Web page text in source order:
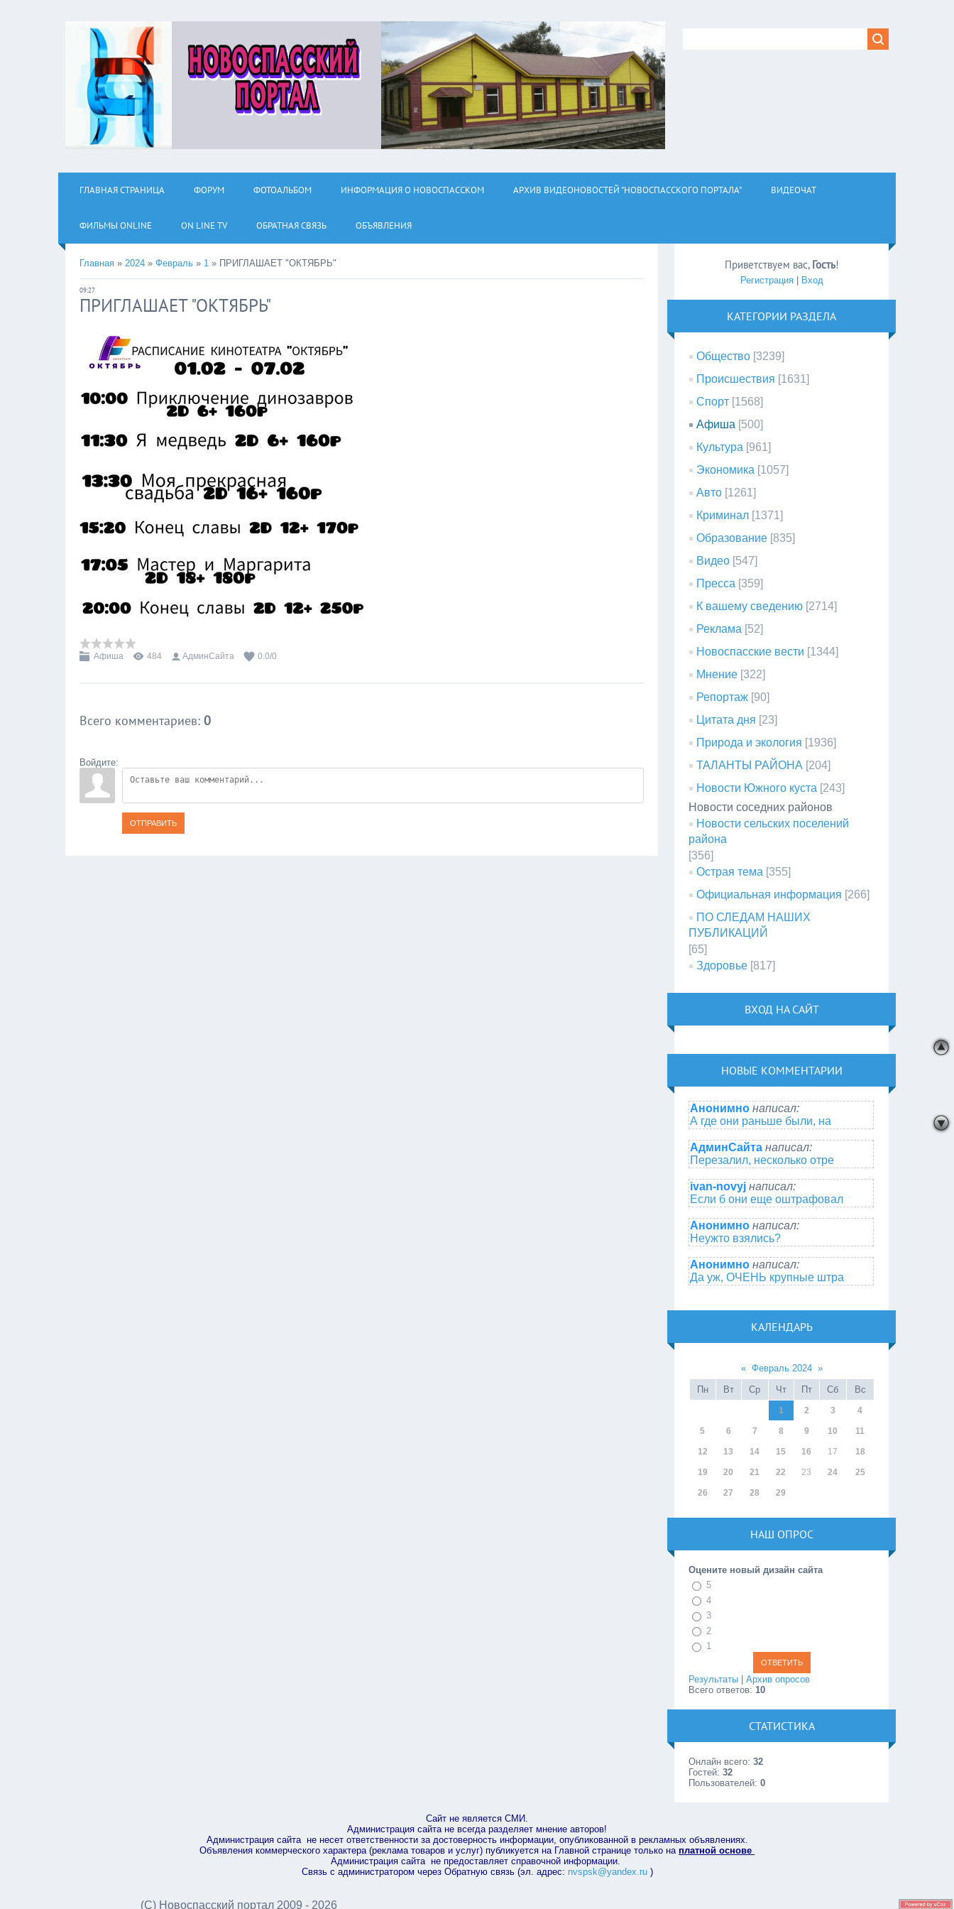
ГЛАВНАЯ СТРАНИЦА ФОРУМ ФОТОАЛЬБОМ ИНФОРМАЦИЯ О НОВОСПАССКОМ АРХИВ ВИДЕОНОВОСТЕЙ "НОВОСПАССКОГО ПОРТАЛА" ВИДЕОЧАТ
ФИЛЬМЫ ОNLINE ON LINE TV ОБРАТНАЯ СВЯЗЬ ОБЪЯВЛЕНИЯ
Главная » 2024 » Февраль » 1 » ПРИГЛАШАЕТ "ОКТЯБРЬ"
09:27
ПРИГЛАШАЕТ "ОКТЯБРЬ"
Афиша 484 АдминСайта 0.0/0
Всего комментариев: 0
Войдите:
ОТПРАВИТЬ
Приветствуем вас, Гость!
Регистрация| Вход
КАТЕГОРИИ РАЗДЕЛА
Общество [3239]
Происшествия [1631]
Спорт [1568]
Афиша [500]
Культура [961]
Экономика [1057]
Авто [1261]
Криминал [1371]
Образование [835]
Видео [547]
Пресса [359]
К вашему сведению [2714]
Реклама [52]
Новоспасские вести [1344]
Мнение [322]
Репортаж [90]
Цитата дня [23]
Природа и экология [1936]
ТАЛАНТЫ РАЙОНА [204]
Новости Южного куста [243]
Новости соседних районов
Новости сельских поселений
района
[356]
Острая тема [355]
Официальная информация [266]
ПО СЛЕДАМ НАШИХ
ПУБЛИКАЦИЙ
[65]
Здоровье [817]
ВХОД НА САЙТ
НОВЫЕ КОММЕНТАРИИ
Анонимно написал:
А где они раньше были, на
АдминСайта написал:
Перезалил, несколько отре
ivan-novyj написал:
Если б они еще оштрафовал
Анонимно написал:
Неужто взялись?
Анонимно написал:
Да уж, ОЧЕНЬ крупные штра
КАЛЕНДАРЬ
« Февраль 2024 »
Пн
Вт Ср Чт Пт Сб Вс
1 2 3 4
5 6 7 8 9 10 11
12 13 14 15 16 17 18
19 20 21 22 23 24 25
26 27 28 29
НАШ ОПРОС
Оцените новый дизайн сайта
5
4
3
2
1
Результаты |Архив опросов
Всего ответов: 10
СТАТИСТИКА
Онлайн всего:32
Гостей:32
Пользователей:0
Сайт не является СМИ.
Администрация сайта не всегда разделяет мнение авторов!
Администрация сайта не несет ответственности за достоверность информации, опубликованной в рекламных объявлениях.
Объявления коммерческого характера (реклама товаров и услуг) публикуется на Главной странице только на платной основе
Администрация сайта не предоставляет справочной информации.
Связь с администратором через Обратную связь (эл. адрес: nvspsk@yandex.ru)
(С) Новоспасский портал 2009 - 2026